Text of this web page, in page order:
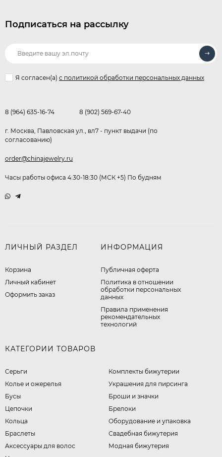
Подписаться на рассылку
Я согласен(a) с политикой обработки персональных данных
8 (964) 635-16-74 8 (902) 569-67-40
г. Москва, Павловская ул., вл7 - пункт выдачи (по
согласованию)
order@chinajewelry.ru
Часы работы офиса 4:30-18:30 (МСК +5) По будням
ЛИЧНЫЙ РАЗДЕЛ
Корзина
Личный кабинет
Оформить заказ
ИНФОРМАЦИЯ
Публичная оферта
​Политика в отношении
обработки персональных
данных
Правила применения
рекомендательных
технологий
КАТЕГОРИИ ТОВАРОВ
Серьги
Колье и ожерелья
Бусы
Цепочки
Кольца
Браслеты
Аксессуары для волос
Комплекты бижутерии
Украшения для пирсинга
Броши и значки
Брелоки
Оборудование и упаковка
Свадебная бижутерия
Модная бижутерия